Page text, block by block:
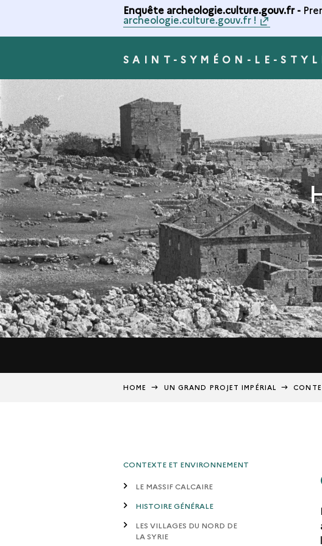
Enquête archeologie.culture.gouv.fr -
archeologie.culture.gouv.fr !
SAINT-SYMÉON-LE-
HOME UN GRAND PROJET IMPÉRIAL
CONTEXTE ET ENVIRONNEMENT
LE MASSIF CALCAIRE
HISTOIRE GÉNÉRALE
LES VILLAGES DU NORD DE
LA SYRIE